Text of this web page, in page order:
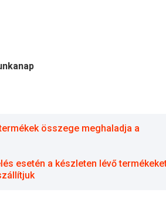
összege meghaladja a
esetén a készleten lévő